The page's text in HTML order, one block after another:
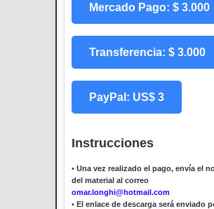
Mercado Pago: $ 3.000
Transferencia: $ 3.000
PayPal: US$ 3
Instrucciones
• Una vez realizado el pago, envía el
del material al correo
omar.longhi@hotmail.com
• El enlace de descarga será enviado